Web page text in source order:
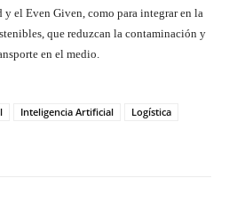
el Even Given, como para integrar en la
que reduzcan la contaminación y
en el medio.
Inteligencia Artificial
Logística